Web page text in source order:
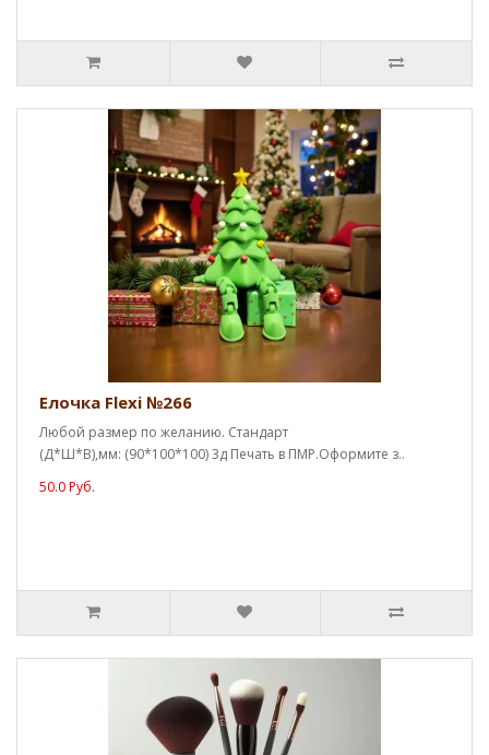
Елочка Flexi №266
Любой размер по желанию. Стандарт
(Д*Ш*В),мм: (90*100*100) 3д Печать в ПМР.Оформите з..
50.0 Руб.